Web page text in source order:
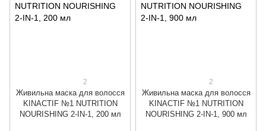
2
Живильна маска для волосся
KINACTIF №1 NUTRITION
NOURISHING 2-IN-1, 200 мл
2
Живильна маска для волосся
KINACTIF №1 NUTRITION
NOURISHING 2-IN-1, 900 мл